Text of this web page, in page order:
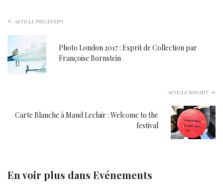
ARTICLE PRÉCÉDENT
Photo London 2017 : Esprit de Collection par
Françoise Bornstein
ARTICLE SUIVANT
Carte Blanche à Maud Leclair : Welcome to the
festival
En voir plus dans Evénements